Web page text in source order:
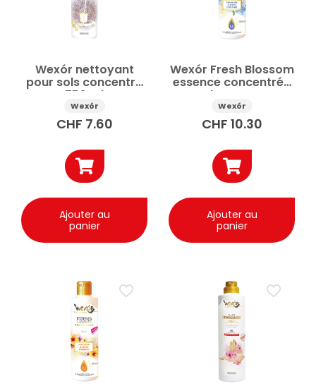
Wexór nettoyant
pour sols concentré
750 ml
Wexór
CHF 7.60
Ajouter au
panier
Wexór Fresh Blossom
essence concentrée
pour le nettoyage
des sols 235ml
Wexór
CHF 10.30
Ajouter au
panier